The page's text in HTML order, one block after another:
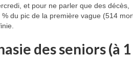
et pour ne parler que des décès,
du pic de la première vague (514
des seniors (à 1